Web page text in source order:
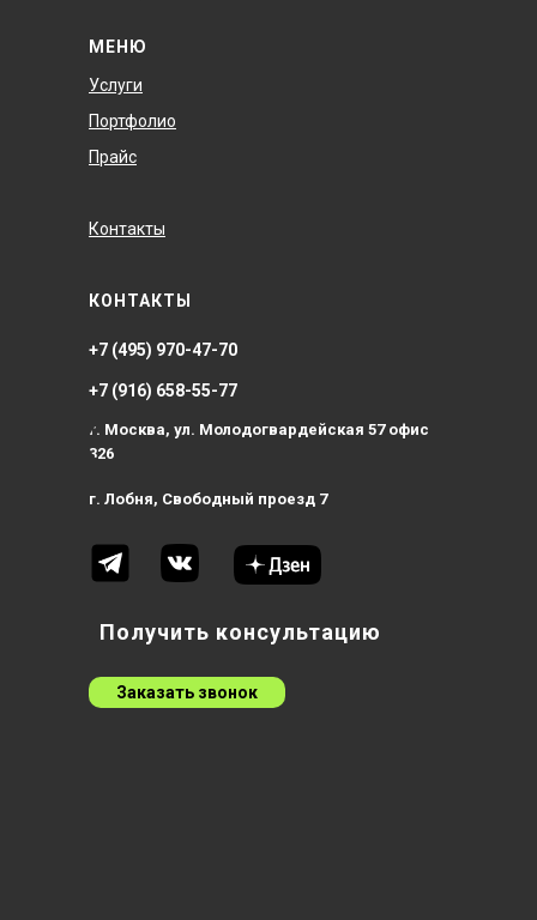
МЕНЮ
КОНТАКТЫ
Получить консультацию
Заказать звонок
Услуги
Портфолио
Прайс
Контакты
+7 (495) 970-47-70
+7 (916) 658-55-77
г. Москва, ул. Молодогвардейская 57 офис
326
г. Лобня, Свободный проезд 7